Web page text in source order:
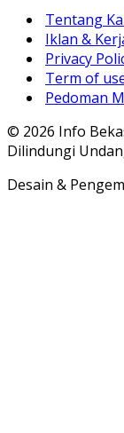
Tentang
Iklan &
Privacy
Term of
Pedoman
© 2026 Info
Dilindungi
Desain &